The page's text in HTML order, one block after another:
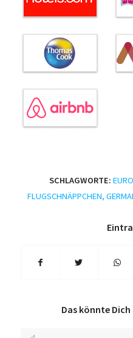
SCHLAGWORTE:
FLUGSCHNÄPPCHEN,
Das könnte